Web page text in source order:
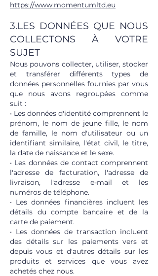
https://www.momentumltd.eu
3.LES DONNÉES QUE NOUS
COLLECTONS À VOTRE
SUJET
Nous pouvons collecter, utiliser, stocker
et transférer différents types de
données personnelles fournies par vous
que nous avons regroupées comme
suit :
• Les données d'identité comprennent le
prénom, le nom de jeune fille, le nom
de famille, le nom d'utilisateur ou un
identifiant similaire, l'état civil, le titre,
la date de naissance et le sexe.
• Les données de contact comprennent
l'adresse de facturation, l'adresse de
livraison, l'adresse e-mail et les
numéros de téléphone.
• Les données financières incluent les
détails du compte bancaire et de la
carte de paiement.
• Les données de transaction incluent
des détails sur les paiements vers et
depuis vous et d'autres détails sur les
produits et services que vous avez
achetés chez nous.